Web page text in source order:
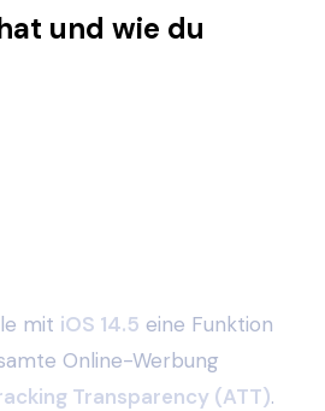
und wie du
mit iOS 14.5 eine Funktion
Online-Werbung
Transparency (ATT).